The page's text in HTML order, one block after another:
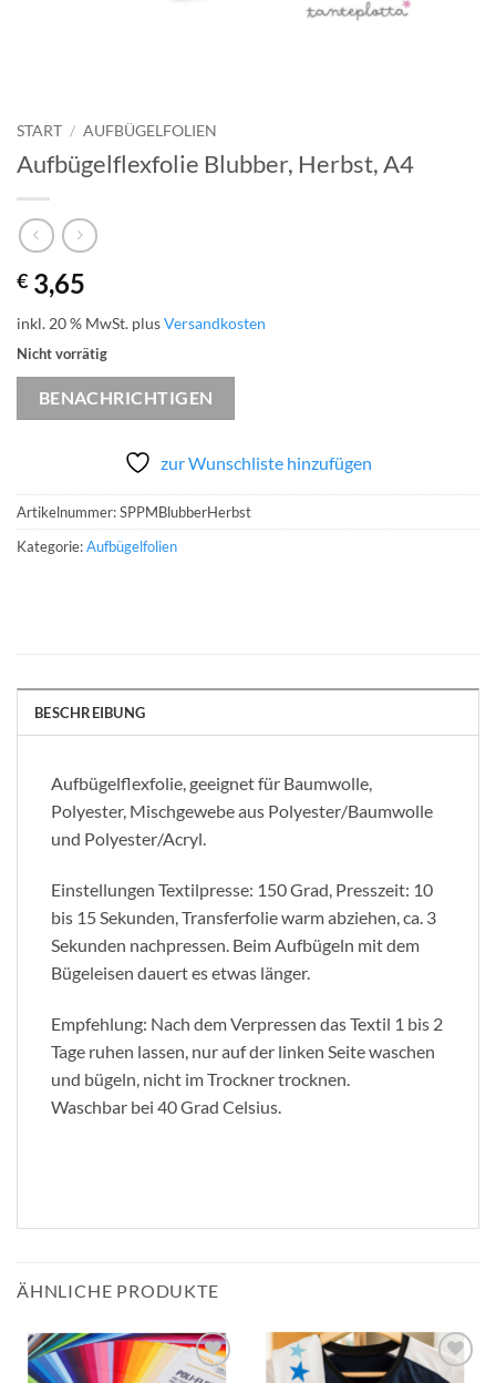
START / AUFBÜGELFOLIEN
Aufbügelflexfolie Blubber, Herbst, A4
€ 3,65
inkl. 20 % MwSt. plusVersandkosten
Nicht vorrätig
BENACHRICHTIGEN
zur Wunschliste hinzufügen
Artikelnummer:SPPMBlubberHerbst
Kategorie:Aufbügelfolien
BESCHREIBUNG
Aufbügelflexfolie, geeignet für Baumwolle,
Polyester, Mischgewebe aus Polyester/Baumwolle
und Polyester/Acryl.
Einstellungen Textilpresse: 150 Grad, Presszeit: 10
bis 15 Sekunden, Transferfolie warm abziehen, ca. 3
Sekunden nachpressen. Beim Aufbügeln mit dem
Bügeleisen dauert es etwas länger.
Empfehlung: Nach dem Verpressen das Textil 1 bis 2
Tage ruhen lassen, nur auf der linken Seite waschen
und bügeln, nicht im Trockner trocknen.
Waschbar bei 40 Grad Celsius.
ÄHNLICHE PRODUKTE